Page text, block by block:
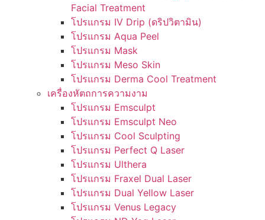
Facial Treatment
โปรแกรม IV Drip (ดริปวิตามิน)
โปรแกรม Aqua Peel
โปรแกรม Mask
โปรแกรม Meso Skin
โปรแกรม Derma Cool Treatment
เครื่องหัตถการความงาม
โปรแกรม Emsculpt
โปรแกรม Emsculpt Neo
โปรแกรม Cool Sculpting
โปรแกรม Perfect Q Laser
โปรแกรม Ulthera
โปรแกรม Fraxel Dual Laser
โปรแกรม Dual Yellow Laser
โปรแกรม Venus Legacy